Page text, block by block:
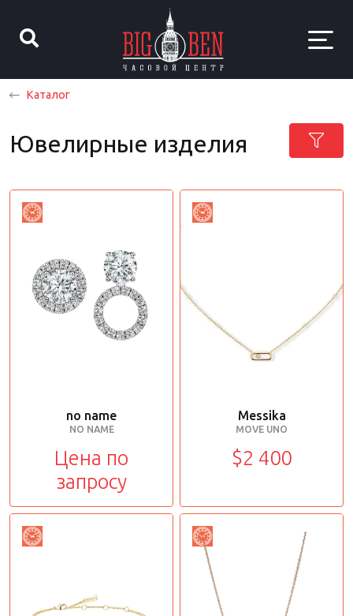
Каталог
Ювелирные изделия
no name
NO NAME
Цена по
запросу
Messika
MOVE UNO
$2 400